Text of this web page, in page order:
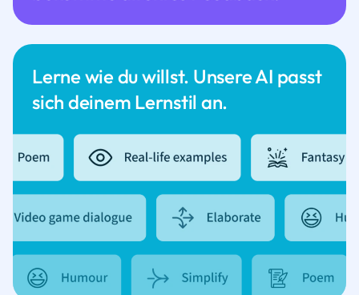
Lerne wie du willst. Unsere AI passt
sich deinem Lernstil an.